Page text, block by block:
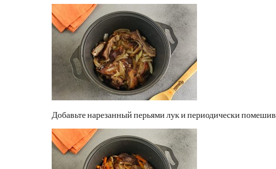
Добавьте нарезанный перьями лук и периодически